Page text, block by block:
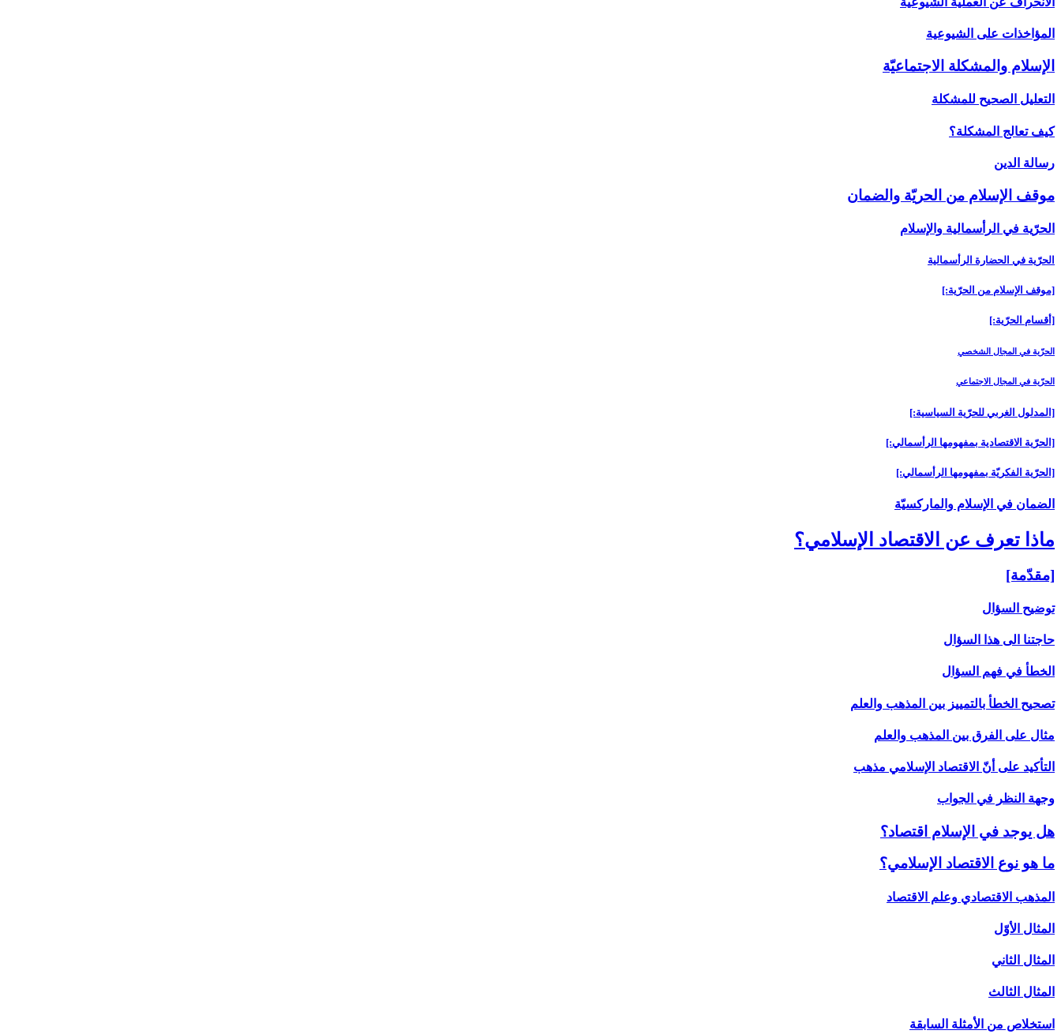
المؤاخذات على الشيوعية
الإسلام والمشكلة الاجتماعيّة
التعليل الصحيح للمشكلة
كيف تعالج المشكلة؟
رسالة الدين‏
موقف الإسلام من الحريّة والضمان‏
الحرّية في الرأسمالية والإسلام‏
الحرّية في الحضارة الرأسمالية
[موقف الإسلام من الحرّية:]
[أقسام الحرّية:]
الحرّية في المجال الشخصي
الحرّية في المجال الاجتماعي
[المدلول الغربي للحرّية السياسية:]
[الحرّية الاقتصادية بمفهومها الرأسمالي:]
[الحرّية الفكريّة بمفهومها الرأسمالي:]
الضمان في الإسلام والماركسيّة
ماذا تعرف عن‏ الاقتصاد الإسلامي؟
[مقدّمة]
توضيح السؤال
حاجتنا الى هذا السؤال
الخطأ في فهم السؤال
تصحيح الخطأ بالتمييز بين المذهب والعلم
مثال على الفرق بين المذهب والعلم
التأكيد على أنّ الاقتصاد الإسلامي مذهب
وجهة النظر في الجواب
هل يوجد في الإسلام اقتصاد؟
ما هو نوع الاقتصاد الإسلامي؟
المذهب الاقتصادي وعلم الاقتصاد
المثال الأوّل
المثال الثاني
المثال الثالث
استخلاص من الأمثلة السابقة